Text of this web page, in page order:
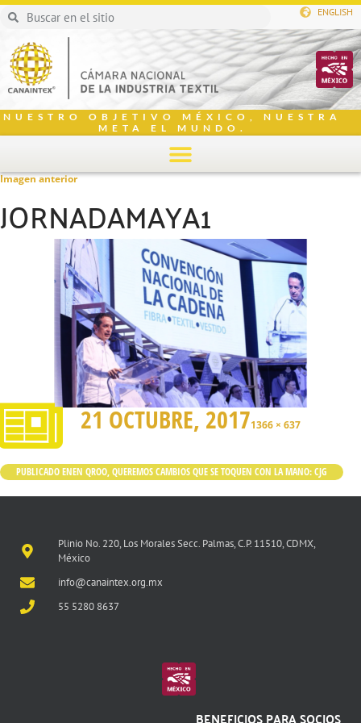
ENGLISH
NUESTRO OBJETIVO MÉXICO, NUESTRA
META EL MUNDO.
Imagen anterior
JORNADAMAYA1
21 OCTUBRE, 20171366 × 637
PUBLICADO ENEN QROO, QUEREMOS CAMBIOS QUE SE TOQUEN CON LA MANO: CJG
Plinio No. 220, Los Morales Secc. Palmas, C.P. 11510, CDMX,
México
info@canaintex.org.mx
55 5280 8637